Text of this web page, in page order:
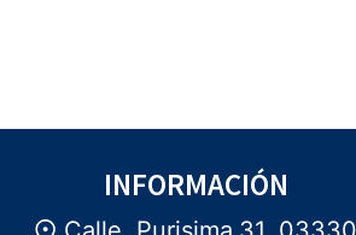
INFORMACIÓN